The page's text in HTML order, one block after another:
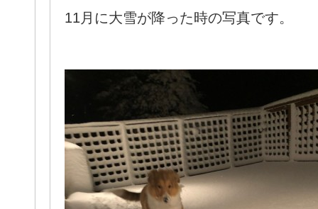
11月に大雪が降った時の写真です。